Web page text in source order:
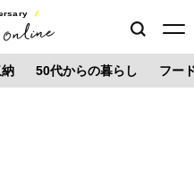
50代からの暮らし フー